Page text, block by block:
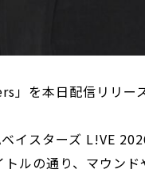
」を本日配信リリー
イスターズ L!VE
ルの通り、マウン